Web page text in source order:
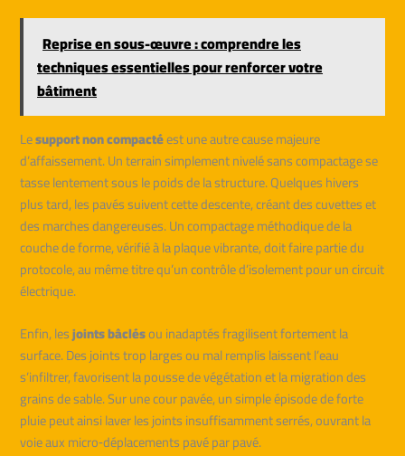
Reprise en sous-œuvre : comprendre les
techniques essentielles pour renforcer votre
bâtiment
Lesupport non compactéest une autre cause majeure
d’affaissement. Un terrain simplement nivelé sans compactage se
tasse lentement sous le poids de la structure. Quelques hivers
plus tard, les pavés suivent cette descente, créant des cuvettes et
des marches dangereuses. Un compactage méthodique de la
couche de forme, vérifié à la plaque vibrante, doit faire partie du
protocole, au même titre qu’un contrôle d’isolement pour un circuit
électrique.
Enfin, lesjoints bâclésou inadaptés fragilisent fortement la
surface. Des joints trop larges ou mal remplis laissent l’eau
s’infiltrer, favorisent la pousse de végétation et la migration des
grains de sable. Sur une cour pavée, un simple épisode de forte
pluie peut ainsi laver les joints insuffisamment serrés, ouvrant la
voie aux micro‑déplacements pavé par pavé.